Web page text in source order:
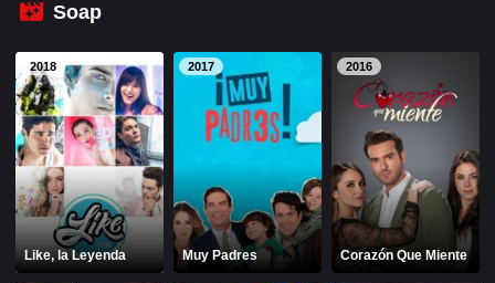
FILMES
Alfonso Herrera Anahí
Christian Chávez
Dulce María Maite Perroni
NOVELAS
Soap
2018
Like, la Leyenda
2017
Muy Padres
2016
Corazón Que Miente